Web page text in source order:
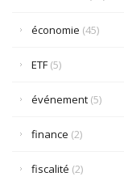
économie (45)
ETF (5)
événement (5)
finance (2)
fiscalité (2)